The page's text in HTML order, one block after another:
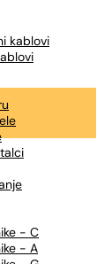
kablovi
- C
- A